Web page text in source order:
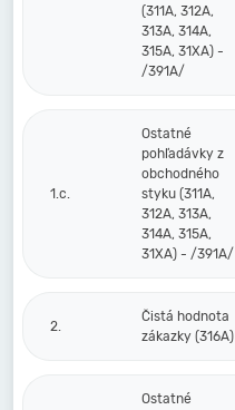
(311A, 312A,
313A, 314A,
315A, 31XA) -
/391A/
1.c.
Ostatné
pohľadávky z
obchodného
styku (311A,
312A, 313A,
314A, 315A,
31XA) - /391A/
2.
Čistá hodnota
zákazky (316A)
Ostatné